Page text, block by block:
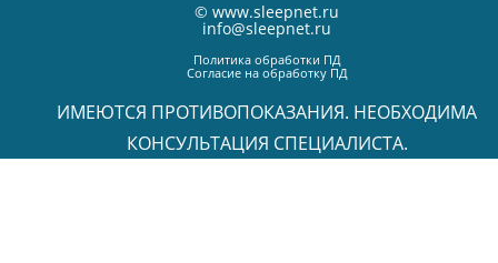
© www.sleepnet.ru
info@sleepnet.ru
Политика обработки ПД
Согласие на обработку ПД
ИМЕЮТСЯ ПРОТИВОПОКАЗАНИЯ. НЕОБХОДИМА
КОНСУЛЬТАЦИЯ СПЕЦИАЛИСТА.